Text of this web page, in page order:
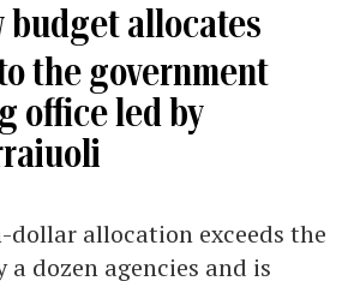
budget allocates
the government
office led by
allocation exceeds the
dozen agencies and is